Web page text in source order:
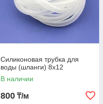
Силиконовая трубка для
воды (шланги) 8х12
В наличии
800 ₸/м